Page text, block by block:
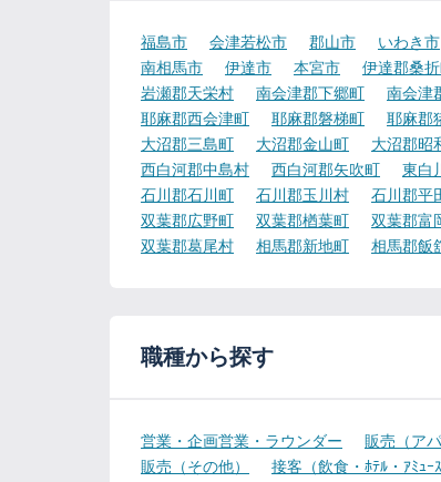
福島市 会津若松市 郡山市 いわき市
南相馬市
伊達市 本宮市 伊達郡桑
岩瀬郡天栄村
南会津郡下郷町 南会津
耶麻郡西会津町
耶麻郡磐梯町 耶麻郡
大沼郡三島町
大沼郡金山町 大沼郡昭
西白河郡中島村
西白河郡矢吹町 東白
石川郡石川町
石川郡玉川村 石川郡平
双葉郡広野町
双葉郡楢葉町 双葉郡富
双葉郡葛尾村
相馬郡新地町 相馬郡飯
職種から探す
営業・企画営業・ラウンダー 販売（ア
販売（その他）
接客（飲食・ﾎﾃﾙ・ｱﾐｭｰｽ